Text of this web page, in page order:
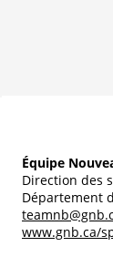
Équipe
Direction des
Département
www.gnb.ca/